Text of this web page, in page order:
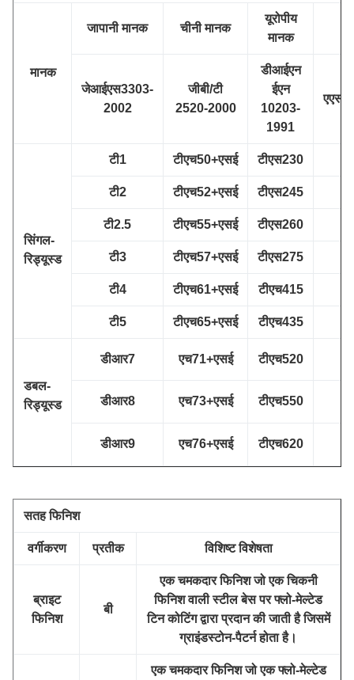
मानक
जापानी मानक चीनी मानक
यूरोपीय
मानक
जेआईएस3303-
2002
जीबी/टी
2520-2000
डीआईएन
ईएन
10203-
1991
सिंगल-
रिड्यूस्ड
टी1 टीएच50+एसई टीएस230
टी2 टीएच52+एसई टीएस245
टी2.5 टीएच55+एसई टीएस260
टी3 टीएच57+एसई टीएस275
टी4 टीएच61+एसई टीएच415
टी5 टीएच65+एसई टीएच435
डबल-
रिड्यूस्ड
डीआर7 एच71+एसई टीएच520
डीआर8 एच73+एसई टीएच550
डीआर9 एच76+एसई टीएच620
सतह फिनिश
वर्गीकरण प्रतीक विशिष्ट विशेषता
ब्राइट
फिनिश
बी
एक चमकदार फिनिश जो एक चिकनी
फिनिश वाली स्टील बेस पर फ्लो-मेल्टेड
टिन कोटिंग द्वारा प्रदान की जाती है जिसमें
ग्राइंडस्टोन-पैटर्न होता है।
एक चमकदार फिनिश जो एक फ्लो-मेल्टेड